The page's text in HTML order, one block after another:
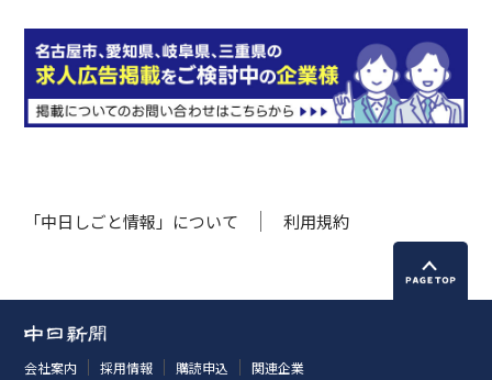
「中日しごと情報」について 利用規約
会社案内 採用情報 購読申込 関連企業